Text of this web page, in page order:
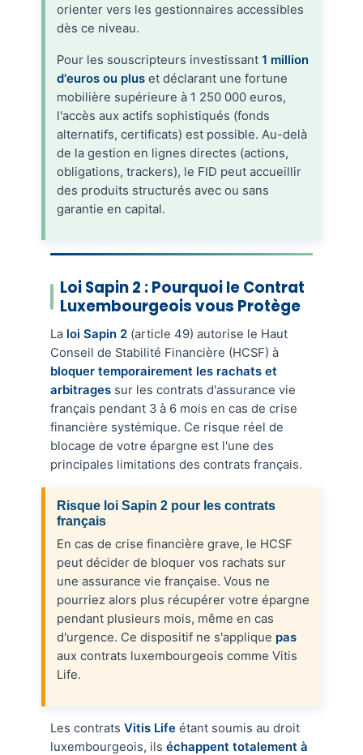
orienter vers les gestionnaires accessibles
dès ce niveau.
Pour les souscripteurs investissant 1 million
d'euros ou pluset déclarant une fortune
mobilière supérieure à 1 250 000 euros,
l'accès aux actifs sophistiqués (fonds
alternatifs, certificats) est possible. Au-delà
de la gestion en lignes directes (actions,
obligations, trackers), le FID peut accueillir
des produits structurés avec ou sans
garantie en capital.
Loi Sapin 2 : Pourquoi le Contrat
Luxembourgeois vous Protège
La loi Sapin 2 (article 49) autorise le Haut
Conseil de Stabilité Financière (HCSF) à
bloquer temporairement les rachats et
arbitrages sur les contrats d'assurance vie
français pendant 3 à 6 mois en cas de crise
financière systémique. Ce risque réel de
blocage de votre épargne est l'une des
principales limitations des contrats français.
Risque loi Sapin 2 pour les contrats
français
En cas de crise financière grave, le HCSF
peut décider de bloquer vos rachats sur
une assurance vie française. Vous ne
pourriez alors plus récupérer votre épargne
pendant plusieurs mois, même en cas
d'urgence. Ce dispositif ne s'applique pas
aux contrats luxembourgeois comme Vitis
Life.
Les contratsVitis Life étant soumis au droit
luxembourgeois, ilséchappent totalement à